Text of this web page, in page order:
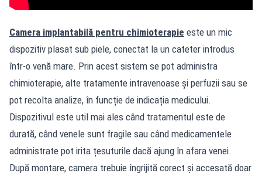
Camera implantabilă pentru chimioterapie este un mic
dispozitiv plasat sub piele, conectat la un cateter introdus
într-o venă mare. Prin acest sistem se pot administra
chimioterapie, alte tratamente intravenoase și perfuzii sau se
pot recolta analize, în funcție de indicația medicului.
Dispozitivul este util mai ales când tratamentul este de
durată, când venele sunt fragile sau când medicamentele
administrate pot irita țesuturile dacă ajung în afara venei.
După montare, camera trebuie îngrijită corect și accesată doar